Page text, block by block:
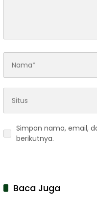
Simpan nama, email,
berikutnya.
Baca Juga